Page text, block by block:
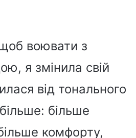
воювати з
я змінила свій
від тонального
більше
комфорту,